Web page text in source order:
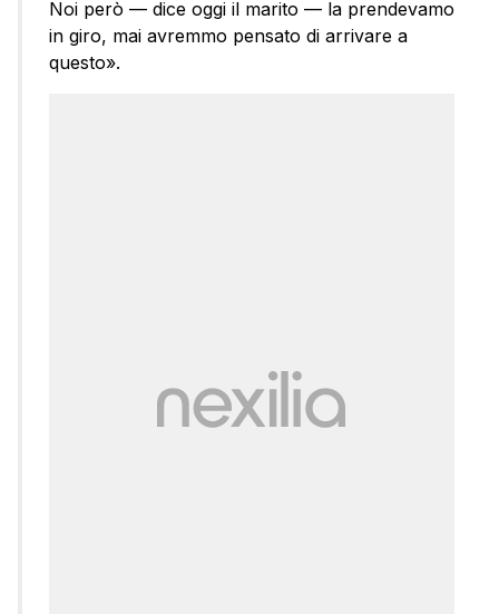
Noi però — dice oggi il marito — la prendevamo
in giro, mai avremmo pensato di arrivare a
questo».